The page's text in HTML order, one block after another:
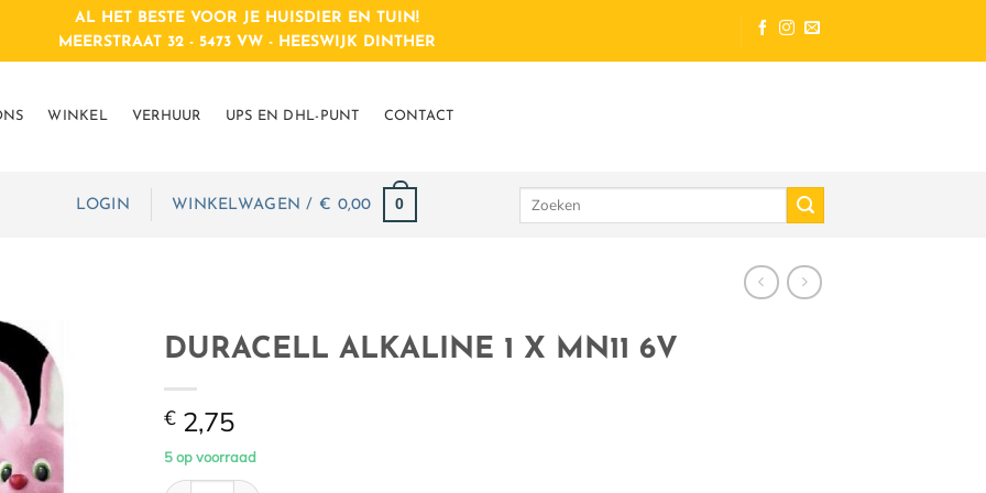
AL HET BESTE VOOR JE HUISDIER EN TUIN!
MEERSTRAAT 32 - 5473 VW - HEESWIJK DINTHER
WINKEL VERHUUR UPS EN DHL-PUNT CONTACT
LOGIN WINKELWAGEN / € 0,00 0
Zoeken
DURACELL ALKALINE 1 X MN11 6V
€ 2,75
5 op voorraad